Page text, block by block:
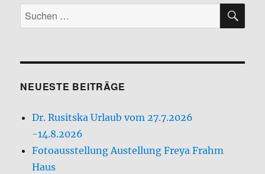
Suchen
nach:
NEUESTE BEITRÄGE
Dr. Rusitska Urlaub vom 27.7.2026
-14.8.2026
Fotoausstellung Austellung Freya Frahm
Haus